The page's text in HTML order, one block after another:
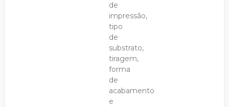
de
impressão,
tipo
de
substrato,
tiragem,
forma
de
acabamento
e